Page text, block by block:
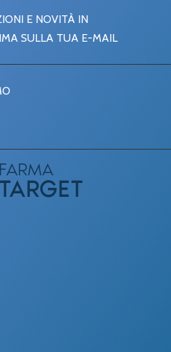
E NOVITÀ IN
SULLA TUA E-MAIL